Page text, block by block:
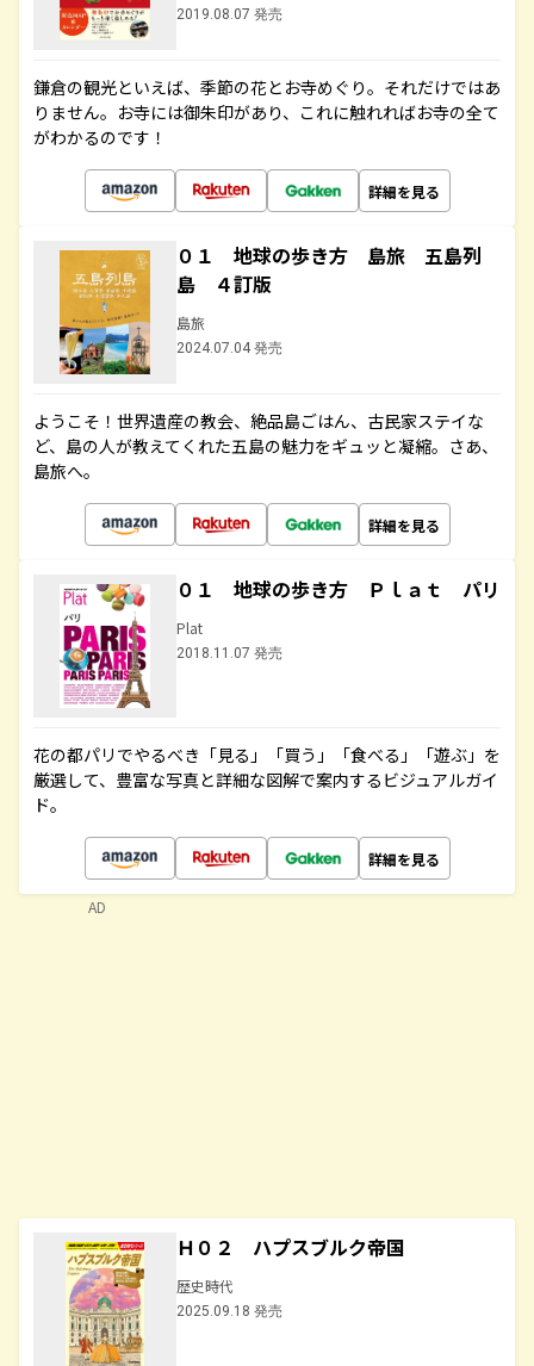
2019.08.07 発売
鎌倉の観光といえば、季節の花とお寺めぐり。それだけではあ
りません。お寺には御朱印があり、これに触れればお寺の全て
がわかるのです！
詳細を見る
０１ 地球の歩き方 島旅 五島列
島 ４訂版
島旅
2024.07.04 発売
ようこそ！世界遺産の教会、絶品島ごはん、古民家ステイな
ど、島の人が教えてくれた五島の魅力をギュッと凝縮。さあ、
島旅へ。
詳細を見る
０１ 地球の歩き方 Ｐｌａｔ パリ
Plat
2018.11.07 発売
花の都パリでやるべき「見る」「買う」「食べる」「遊ぶ」を
厳選して、豊富な写真と詳細な図解で案内するビジュアルガイ
ド。
詳細を見る
Ｈ０２ ハプスブルク帝国
歴史時代
2025.09.18 発売
AD